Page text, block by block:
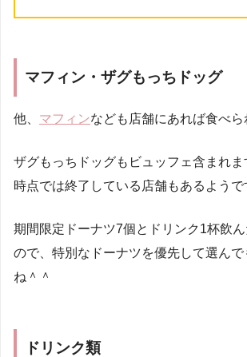
マフィン・ザグもっちドッグ
他、 マフィンなども店舗にあれば食べら
ザグもっちドッグもビュッフェ含まれま
時点では終了している店舗もあるようで
期間限定ドーナツ7個とドリンク1杯飲
ので、特別なドーナツを優先して選ん
ね＾＾
ドリンク類